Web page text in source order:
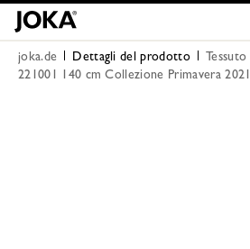
joka.de Dettagli del prodotto
221001 140 cm Collezione Primavera 2021